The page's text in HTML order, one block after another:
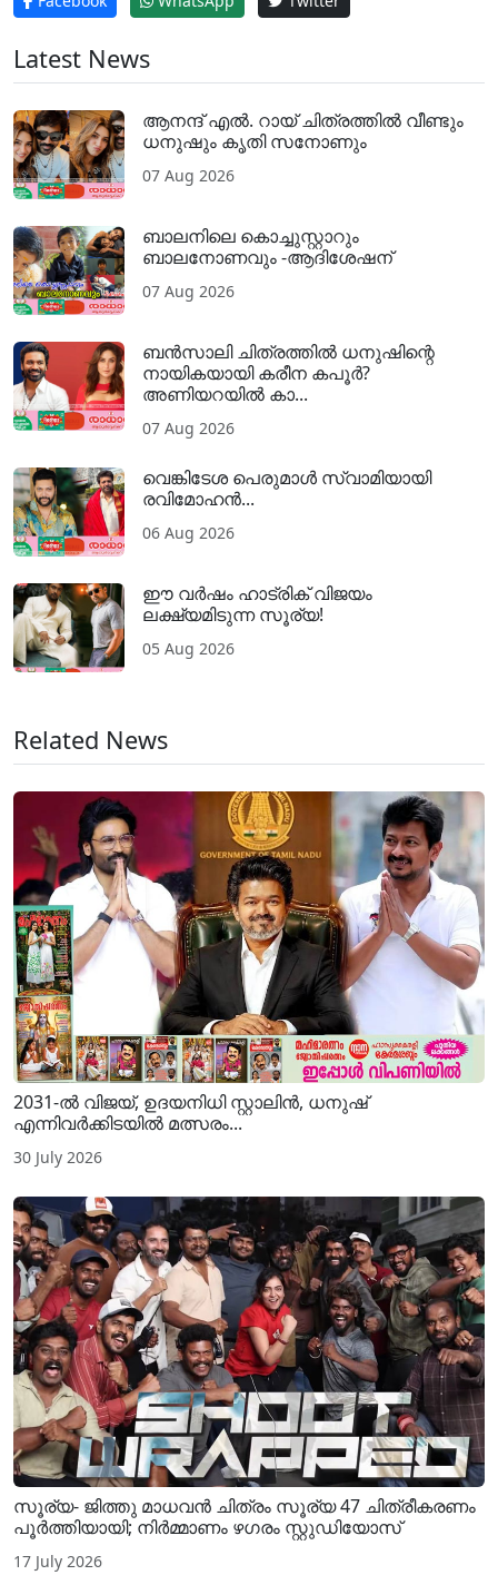
Latest News
ആനന്ദ് എൽ. റായ് ചിത്രത്തിൽ വീണ്ടും
ധനുഷും കൃതി സനോണും
07 Aug 2026
ബാലനിലെ കൊച്ചുസ്റ്റാറും
ബാലനോണവും -ആദിശേഷന്
07 Aug 2026
ബൻസാലി ചിത്രത്തിൽ ധനുഷിന്റെ
നായികയായി കരീന കപൂർ?
അണിയറയിൽ കാ...
07 Aug 2026
വെങ്കിടേശ പെരുമാൾ സ്വാമിയായി
രവിമോഹൻ...
06 Aug 2026
ഈ വർഷം ഹാട്രിക് വിജയം
ലക്ഷ്യമിടുന്ന സൂര്യ!
05 Aug 2026
Related News
2031-ൽ വിജയ്, ഉദയനിധി സ്റ്റാലിൻ, ധനുഷ്
എന്നിവർക്കിടയിൽ മത്സരം...
30 July 2026
സൂര്യ- ജിത്തു മാധവൻ ചിത്രം സൂര്യ 47 ചിത്രീകരണം
പൂർത്തിയായി; നിർമ്മാണം ഴഗരം സ്റ്റുഡിയോസ്
17 July 2026